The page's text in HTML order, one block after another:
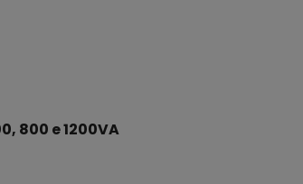
800 e 1200VA